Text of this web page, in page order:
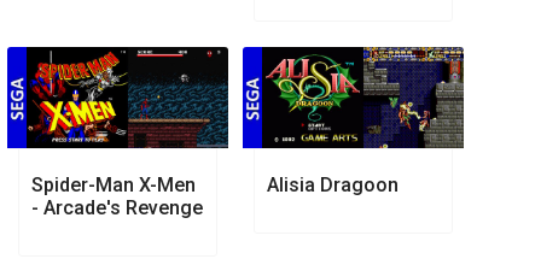
Spider-Man X-Men
- Arcade's Revenge
Alisia Dragoon